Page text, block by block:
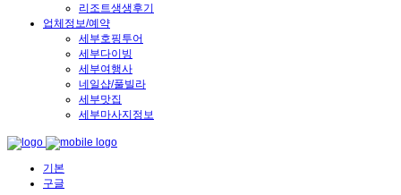
리조트생생후기
업체정보/예약
세부호핑투어
세부다이빙
세부여행사
네일샵/풀빌라
세부맛집
세부마사지정보
기본
구글